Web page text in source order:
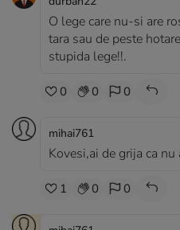
O lege care nu-si are
tara sau de peste
stupida lege!!.
0 0 0
mihai761
Kovesi,ai de grija ca
1 0 0